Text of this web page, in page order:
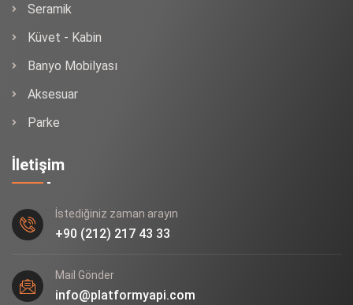
Seramik
Küvet - Kabin
Banyo Mobilyası
Aksesuar
Parke
İletişim
İstediğiniz zaman arayın
+90 (212) 217 43 33
Mail Gönder
info@platformyapi.com